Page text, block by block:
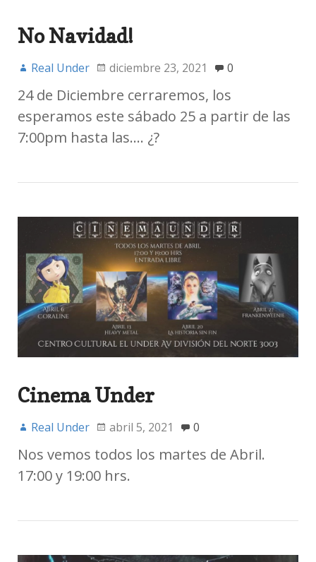
No Navidad!
Real Under diciembre 23, 2021 0
24 de Diciembre cerraremos, los
esperamos este sábado 25 a partir de las
7:00pm hasta las…. ¿?
Cinema Under
Real Under abril 5, 2021 0
Nos vemos todos los martes de Abril.
17:00 y 19:00 hrs.